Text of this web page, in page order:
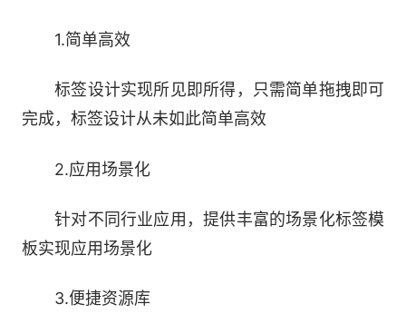
1.简单高效
标签设计实现所见即所得，只需简单拖拽即可
完成，标签设计从未如此简单高效
2.应用场景化
针对不同行业应用，提供丰富的场景化标签模
板实现应用场景化
3.便捷资源库